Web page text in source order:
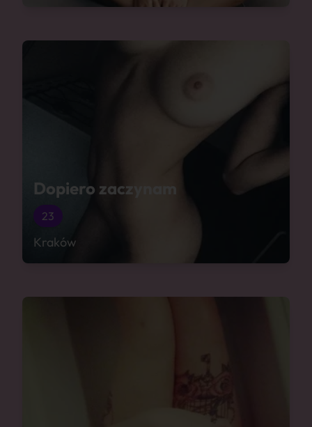
Dopiero zaczynam
23
Kraków